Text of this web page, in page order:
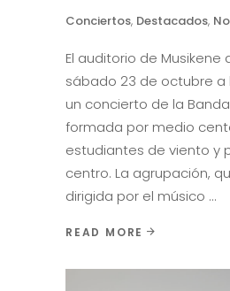
Conciertos, Destacados,
El auditorio de
sábado 23 de octubre a
un concierto de la
formada por medio
estudiantes de viento y
centro. La agrupación,
dirigida por el músico
READ MORE